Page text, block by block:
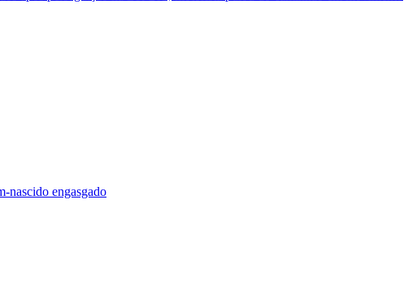
nascido engasgado